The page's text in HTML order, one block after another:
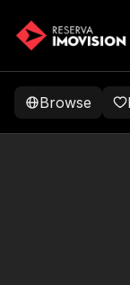
Browse